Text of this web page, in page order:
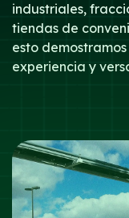
industriales,
tiendas de
esto
experiencia y